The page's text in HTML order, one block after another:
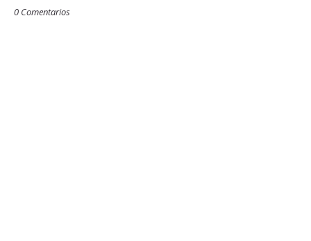
0 Comentarios